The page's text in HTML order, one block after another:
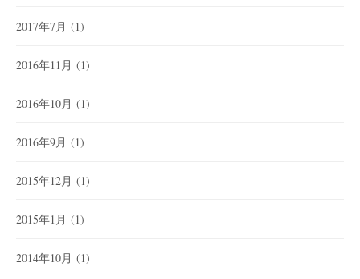
2017年7月 (1)
2016年11月 (1)
2016年10月 (1)
2016年9月 (1)
2015年12月 (1)
2015年1月 (1)
2014年10月 (1)